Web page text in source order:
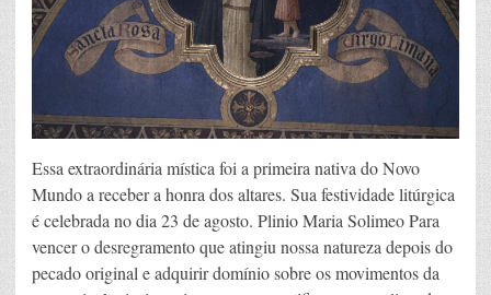
Essa extraordinária mística foi a primeira nativa do Novo
Mundo a receber a honra dos altares. Sua festividade litúrgica
é celebrada no dia 23 de agosto. Plinio Maria Solimeo Para
vencer o desregramento que atingiu nossa natureza depois do
pecado original e adquirir domínio sobre os movimentos da